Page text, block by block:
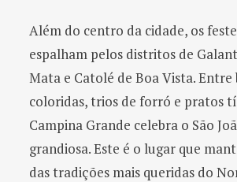
Além do centro da cidade, os
espalham pelos distritos de
Mata e Catolé de Boa Vista. Entre
coloridas, trios de forró e pratos
Campina Grande celebra o São
grandiosa. Este é o lugar que
das tradições mais queridas do